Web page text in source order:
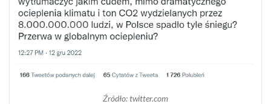
Źródło: twitter.com